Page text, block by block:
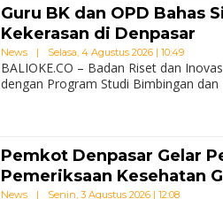
Guru BK dan OPD Bahas
Kekerasan di Denpasar
News | Selasa, 4 Agustus 2026 | 10:49
BALIOKE.CO – Badan Riset dan
dengan Program Studi Bimbingan
Pemkot Denpasar Gelar
Pemeriksaan Kesehatan
News | Senin, 3 Agustus 2026 | 12:08